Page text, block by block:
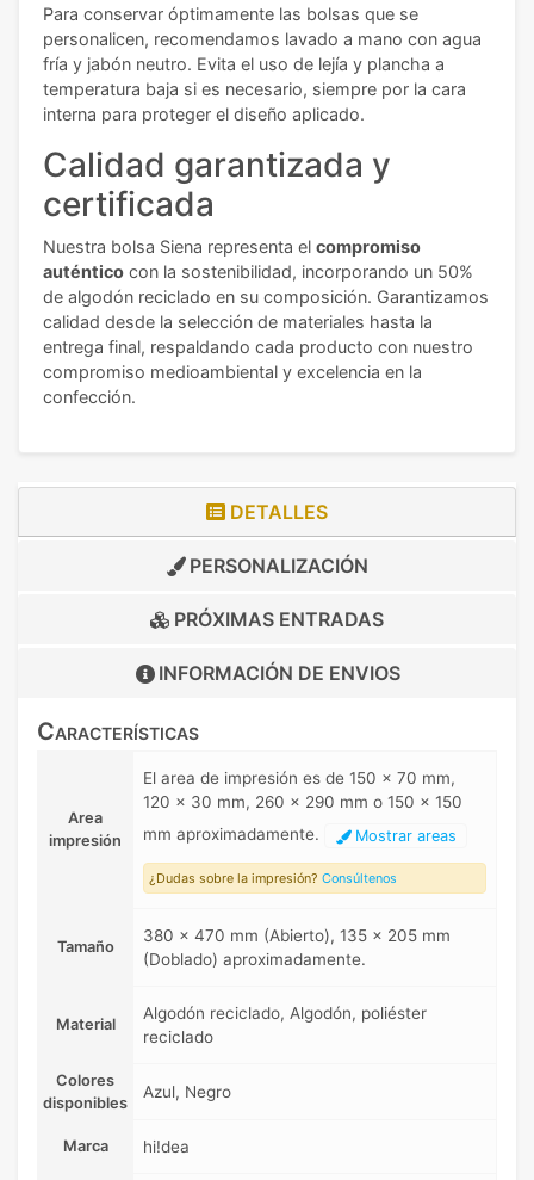
Para conservar óptimamente las bolsas que se
personalicen, recomendamos lavado a mano con agua
fría y jabón neutro. Evita el uso de lejía y plancha a
temperatura baja si es necesario, siempre por la cara
interna para proteger el diseño aplicado.
Calidad garantizada y
certificada
Nuestra bolsa Siena representa el compromiso
auténtico con la sostenibilidad, incorporando un 50%
de algodón reciclado en su composición. Garantizamos
calidad desde la selección de materiales hasta la
entrega final, respaldando cada producto con nuestro
compromiso medioambiental y excelencia en la
confección.
DETALLES
PERSONALIZACIÓN
PRÓXIMAS ENTRADAS
INFORMACIÓN DE ENVIOS
Características
Area
impresión
El area de impresión es de 150 x 70 mm,
120 x 30 mm, 260 x 290 mm o 150 x 150
mm aproximadamente.
Mostrar areas
¿Dudas sobre la impresión? Consúltenos
Tamaño
380 x 470 mm (Abierto), 135 x 205 mm
(Doblado) aproximadamente.
Material
Algodón reciclado, Algodón, poliéster
reciclado
Colores
disponibles
Azul, Negro
Marca hi!dea